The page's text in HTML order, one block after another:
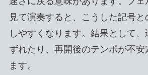
見て演奏すると、こうした記号と
しやすくなります。結果として
ずれたり、再開後のテンポが不安
ます。